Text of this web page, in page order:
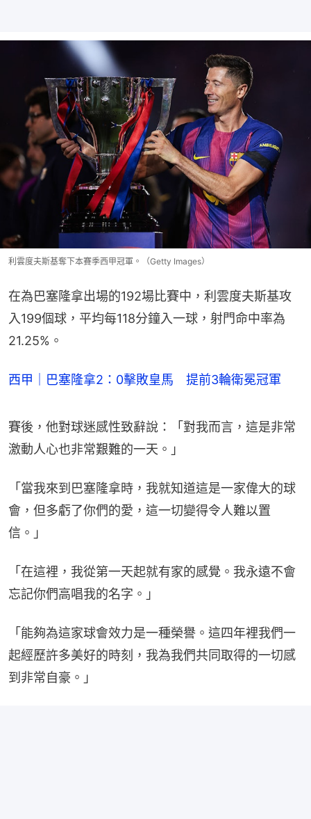
利雲度夫斯基奪下本賽季西甲冠軍。（Getty Images）
在為巴塞隆拿出場的192場比賽中，利雲度夫斯基攻
入199個球，平均每118分鐘入一球，射門命中率為
21.25%。
西甲｜巴塞隆拿2：0擊敗皇馬 提前3輪衛冕冠軍
賽後，他對球迷感性致辭說：「對我而言，這是非常
激動人心也非常艱難的一天。」
「當我來到巴塞隆拿時，我就知道這是一家偉大的球
會，但多虧了你們的愛，這一切變得令人難以置
信。」
「在這裡，我從第一天起就有家的感覺。我永遠不會
忘記你們高唱我的名字。」
「能夠為這家球會效力是一種榮譽。這四年裡我們一
起經歷許多美好的時刻，我為我們共同取得的一切感
到非常自豪。」